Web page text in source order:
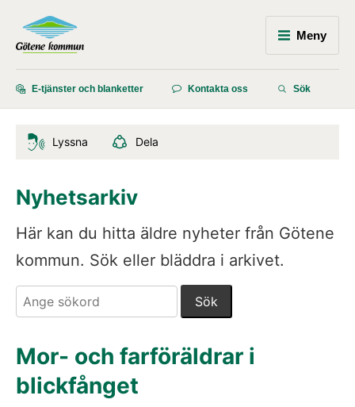
Meny
E-tjänster och blanketter Kontakta oss Sök
Lyssna Dela
Nyhetsarkiv
Här kan du hitta äldre nyheter från Götene
kommun. Sök eller bläddra i arkivet.
Mor- och farföräldrar i
blickfånget